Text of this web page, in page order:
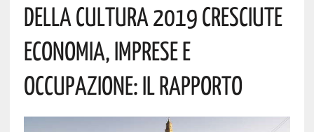
Della Cultura 2019 Cresciute
Economia, Imprese E
Occupazione: Il Rapporto